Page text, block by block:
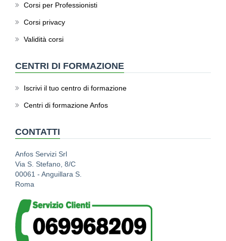
Corsi per Professionisti
Corsi privacy
Validità corsi
CENTRI DI FORMAZIONE
Iscrivi il tuo centro di formazione
Centri di formazione Anfos
CONTATTI
Anfos Servizi Srl
Via S. Stefano, 8/C
00061 - Anguillara S.
Roma